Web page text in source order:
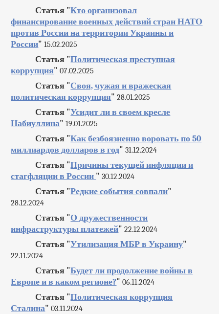
Статья "Кто организовал
финансирование военных действий стран НАТО
против России на территории Украины и
России" 15.02.2025
Статья "Политическая преступная
коррупция" 07.02.2025
Статья "Своя, чужая и вражеская
политическая коррупция" 28.01.2025
Статья "Усидит ли в своем кресле
Набиуллина" 19.01.2025
Статья "Как безбоязненно воровать по 50
миллиардов долларов в год" 31.12.2024
Статья "Причины текущей инфляции и
стагфляции в России " 30.12.2024
Статья "Редкие события совпали"
28.12.2024
Статья "О дружественности
инфраструктуры платежей" 22.12.2024
Статья "Утилизация МБР в Украину"
22.11.2024
Статья "Будет ли продолжение войны в
Европе и в каком регионе?" 06.11.2024
Статья "Политическая коррупция
Сталина" 03.11.2024